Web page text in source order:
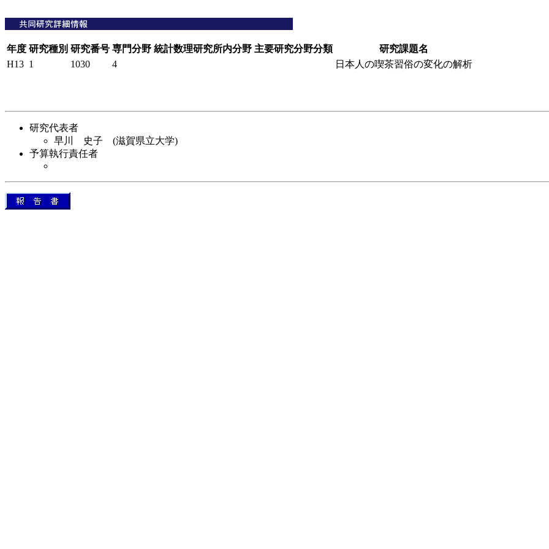
年度 研究種別 研究番号 専門分野 統計数理研究所内分野 主要研究分野分類
研究課題名
H13 1 1030 4 日本人の喫茶習俗の変化の解析
研究代表者
早川 史子 (滋賀県立大学)
予算執行責任者